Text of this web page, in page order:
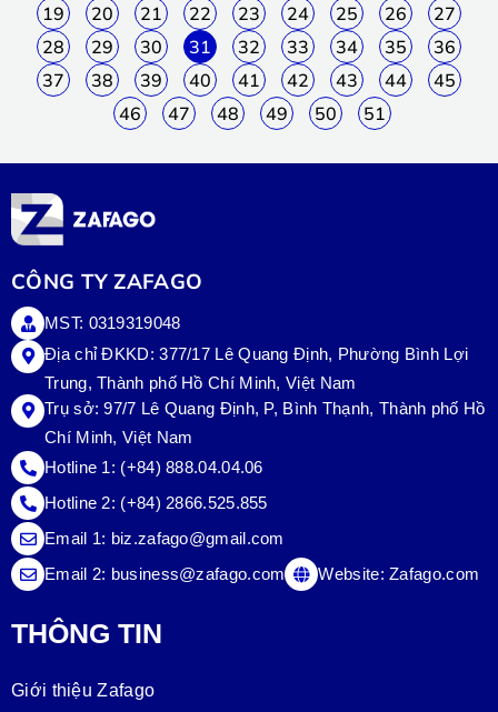
19
20 21 22 23 24 25 26
27
28
29 30 31 32 33 34 35
36
37
38 39 40 41 42 43 44
45
46
47 48 49 50 51
CÔNG TY ZAFAGO
MST: 0319319048
Địa chỉ ĐKKD: 377/17 Lê Quang Định, Phường Bình Lợi
Trung, Thành phố Hồ Chí Minh, Việt Nam
Trụ sở:97/7 Lê Quang Định, P, Bình Thạnh, Thành phố Hồ
Chí Minh, Việt Nam
Hotline 1: (+84) 888.04.04.06
Hotline 2: (+84) 2866.525.855
Email 1: biz.zafago@gmail.com
Email 2: business@zafago.com Website:Zafago.com
THÔNG TIN
Giới thiệu Zafago